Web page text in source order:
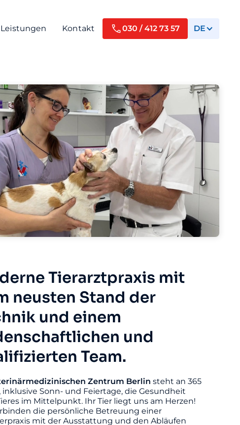
Leistungen Kontakt 030 / 412 73 57 DE
Tierarztpraxis mit
neusten Stand der
und einem
und
Team.
Zentrum Berlin steht an 365
inklusive Sonn- und Feiertage, die Gesundheit
im Mittelpunkt. Ihr Tier liegt uns am Herzen!
die persönliche Betreuung einer
mit der Ausstattung und den Abläufen